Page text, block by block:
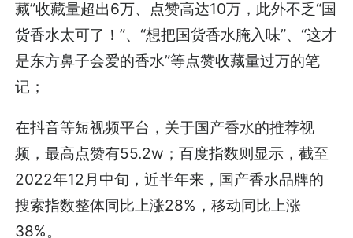
藏”收藏量超出6万、点赞高达10万，此外不乏“国
货香水太可了！”、“想把国货香水腌入味”、“这才
是东方鼻子会爱的香水”等点赞收藏量过万的笔
记；
在抖音等短视频平台，关于国产香水的推荐视
频，最高点赞有55.2w；百度指数则显示，截至
2022年12月中旬，近半年来，国产香水品牌的
搜索指数整体同比上涨28%，移动同比上涨
38%。